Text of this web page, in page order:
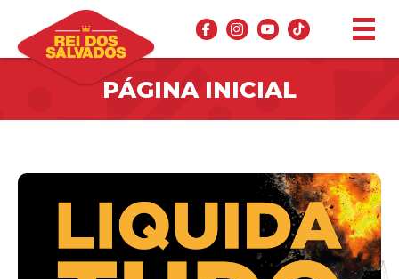
PÁGINA INICIAL